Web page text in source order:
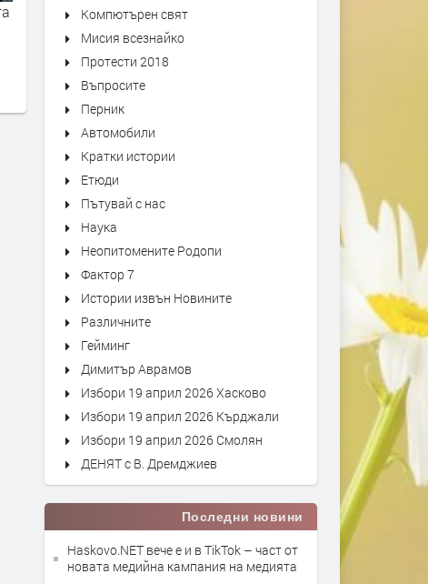
Оставиха в ареста тримата
мъже, обвинени в побой над
окупираха съда
преди 1 седмица
Компютърен свят
Мисия всезнайко
Протести 2018
Въпросите
Перник
Автомобили
Кратки истории
Етюди
Пътувай с нас
Наука
Неопитомените Родопи
Фактор 7
Истории извън Новините
Различните
Гейминг
Димитър Аврамов
Избори 19 април 2026 Хасково
Избори 19 април 2026 Кърджали
Избори 19 април 2026 Смолян
ДЕНЯТ с В. Дремджиев
Последни новини
Haskovo.NET вече е и в TikTok – част от
новата медийна кампания на медията